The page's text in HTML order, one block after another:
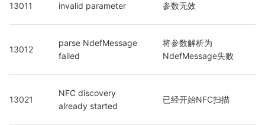
13011 invalid parameter 参数无效
13012
parse NdefMessage
failed
将参数解析为
NdefMessage失败
13021
NFC discovery
already started
已经开始NFC扫描